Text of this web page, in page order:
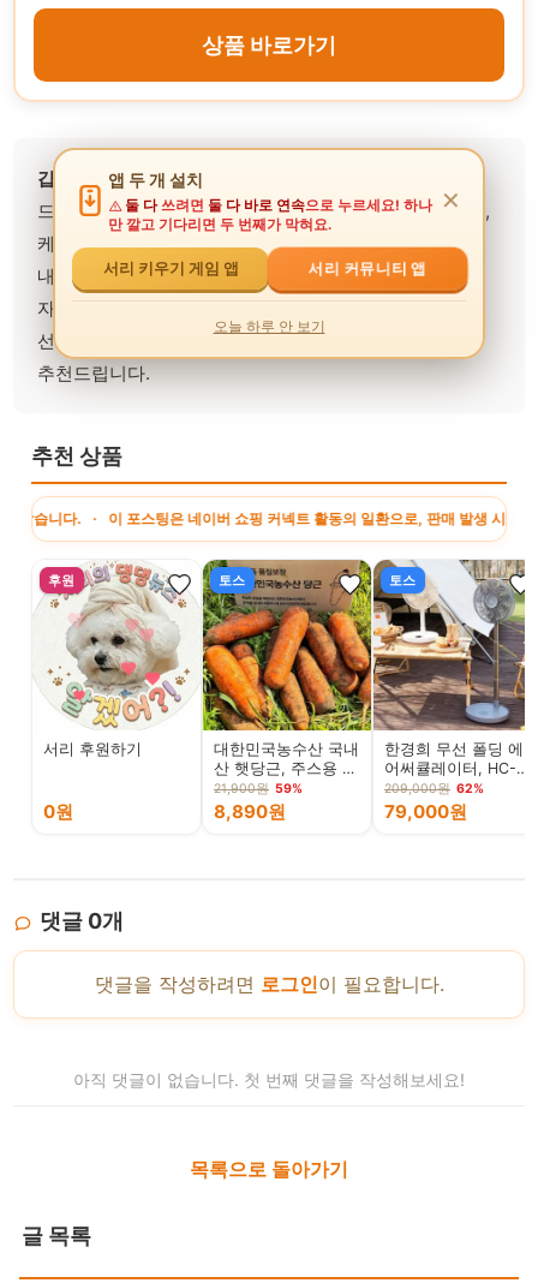
상품 바로가기
갑오징어 베이트릴은 선상 낚시의 핵심 장비로 강력한
드랙력과 안정적인 감김력이 필수입니다. 선상릴, 외수질,
케스팅릴 등을 고려할 때 다이와의 검증된 기술력과
내구성은 성공적인 조과를 위한 최고의 선택입니다.
자신의 낚시 스타일과 타깃 어종에 맞는 베이트릴을
선택하여 쭈꾸미와 갑오징어 낚시를 즐기시길
추천드립니다.
추천 상품
포스팅은 네이버 쇼핑 커넥트 활동의 일환으로, 판매 발생 시 수수료를 제공
후원
서리 후원하기
0원
토스
대한민국농수산 국내
산 햇당근, 주스용 못
난이, 5kg, 1개
21,900원 59%
8,890원
토스
한경희 무선 폴딩 에
어써큘레이터, HC-
120F, 아이보리, 1개
209,000원 62%
79,000원
댓글 0개
댓글을 작성하려면 로그인이 필요합니다.
아직 댓글이 없습니다. 첫 번째 댓글을 작성해보세요!
목록으로 돌아가기
글 목록
앱 두 개 설치
둘 다쓰려면 둘 다 바로 연속으로 누르세요! 하나
만 깔고 기다리면 두 번째가 막혀요.
✕
서리 키우기 게임 앱 서리 커뮤니티 앱
오늘 하루 안 보기